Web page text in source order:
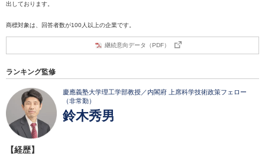
出しております。
商標対象は、回答者数が100人以上の企業です。
継続意向データ（PDF）
ランキング監修
慶應義塾大学理工学部教授／内閣府 上席科学技術政策フェロー
（非常勤）
鈴木秀男
【経歴】